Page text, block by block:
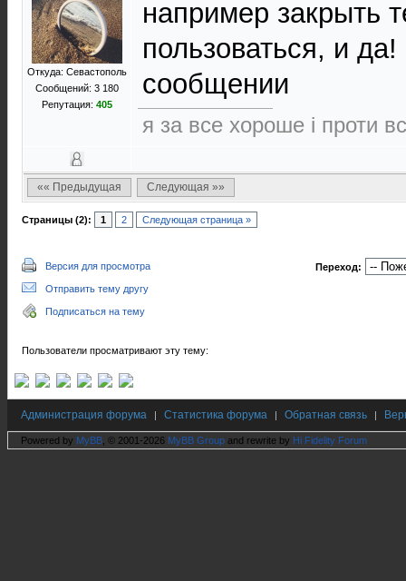
Откуда: Севастополь
Сообщений: 3 180
Репутация: 405
например закрыть
пользоваться, и
сообщении
я за все хороше і проти
«« Предыдущая Следующая »»
Страницы (2): 1 2 Следующая страница »
Версия для просмотра
Отправить тему другу
Подписаться на тему
Переход:
Пользователи просматривают эту тему:
Администрация форума | Статистика форума | Обратная связь |
Powered by MyBB , © 2001-2026 MyBB Group and rewrite by Hi Fidelity Forum